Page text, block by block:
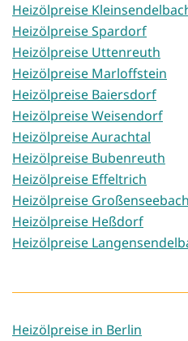
Heizölpreise
Heizölpreise Spardorf
Heizölpreise Uttenreuth
Heizölpreise Marloffstein
Heizölpreise Baiersdorf
Heizölpreise Weisendorf
Heizölpreise Aurachtal
Heizölpreise Bubenreuth
Heizölpreise Effeltrich
Heizölpreise Großenseebach
Heizölpreise Heßdorf
Heizölpreise
Heizölpreise in Berlin